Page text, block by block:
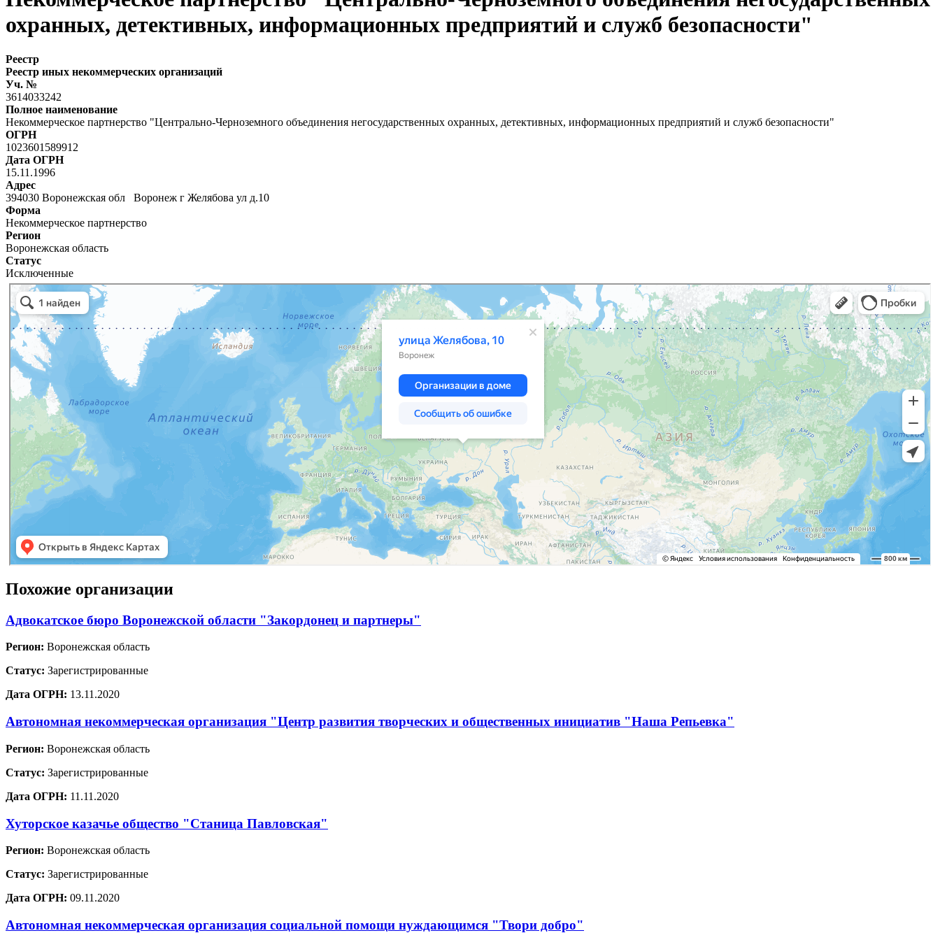
охранных, детективных, информационных предприятий и служб безопасности"
Реестр
Реестр иных некоммерческих организаций
Уч. №
3614033242
Полное наименование
Некоммерческое партнерство "Центрально-Черноземного объединения негосударственных охранных, детективных, информационных предприятий и служб безопасности"
ОГРН
1023601589912
Дата ОГРН
15.11.1996
Адрес
394030 Воронежская обл Воронеж г Желябова ул д.10
Форма
Некоммерческое партнерство
Регион
Воронежская область
Статус
Исключенные
Похожие организации
Адвокатское бюро Воронежской области "Закордонец и партнеры"
Регион: Воронежская область
Статус: Зарегистрированные
Дата ОГРН: 13.11.2020
Автономная некоммерческая организация "Центр развития творческих и общественных инициатив "Наша Репьевка"
Регион: Воронежская область
Статус: Зарегистрированные
Дата ОГРН: 11.11.2020
Хуторское казачье общество "Станица Павловская"
Регион: Воронежская область
Статус: Зарегистрированные
Дата ОГРН: 09.11.2020
Автономная некоммерческая организация социальной помощи нуждающимся "Твори добро"